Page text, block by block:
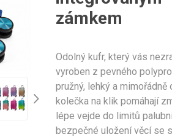
Kufry dle velikosti
Palubní kufry vel.S
Střední kufry vel.M
Velké kufry vel. L
Kufry s
dámské
zámkem
Odolný kufr, který vás
vyroben z pevného
pružný, lehký a
kolečka na klik pomáhají
lépe vejde do limitů
bezpečné uložení věcí se